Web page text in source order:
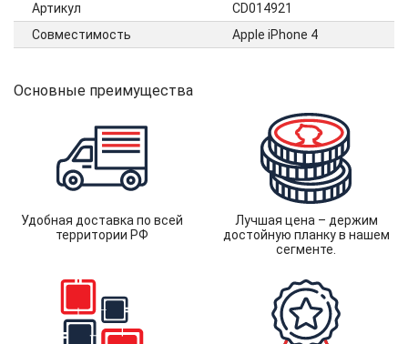
Артикул
CD014921
Совместимость
Apple iPhone 4
Основные преимущества
Удобная доставка по всей
территории РФ
Лучшая цена – держим
достойную планку в нашем
сегменте.